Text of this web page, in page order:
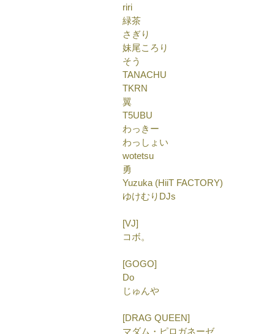
riri
緑茶
さぎり
妹尾ころり
そう
TANACHU
TKRN
翼
T5UBU
わっきー
わっしょい
wotetsu
勇
Yuzuka (HiiT FACTORY)
ゆけむりDJs
[VJ]
コボ。
[GOGO]
Do
じゅんや
[DRAG QUEEN]
マダム・ピロガネーゼ